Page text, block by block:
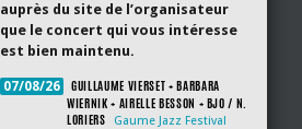
auprès du site de l’organisateur
que le concert qui vous intéresse
est bien maintenu.
07/08/26
GUILLAUME VIERSET + BARBARA
WIERNIK + AIRELLE BESSON + BJO / N.
LORIERS
Gaume Jazz Festival